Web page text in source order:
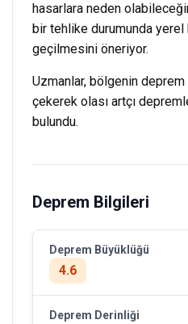
hasarlara neden
bir tehlike durumunda
geçilmesini öneriyor.
Uzmanlar, bölgenin deprem
çekerek olası artçı
bulundu.
Deprem Bilgileri
Deprem Büyüklüğü
4.6
Deprem Derinliği